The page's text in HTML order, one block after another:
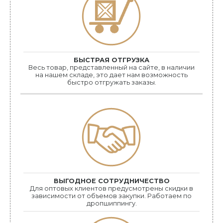
БЫСТРАЯ ОТГРУЗКА
Весь товар, представленный на сайте, в наличии
на нашем складе, это дает нам возможность
быстро отгружать заказы.
ВЫГОДНОЕ СОТРУДНИЧЕСТВО
Для оптовых клиентов предусмотрены скидки в
зависимости от объемов закупки. Работаем по
дропшиппингу.